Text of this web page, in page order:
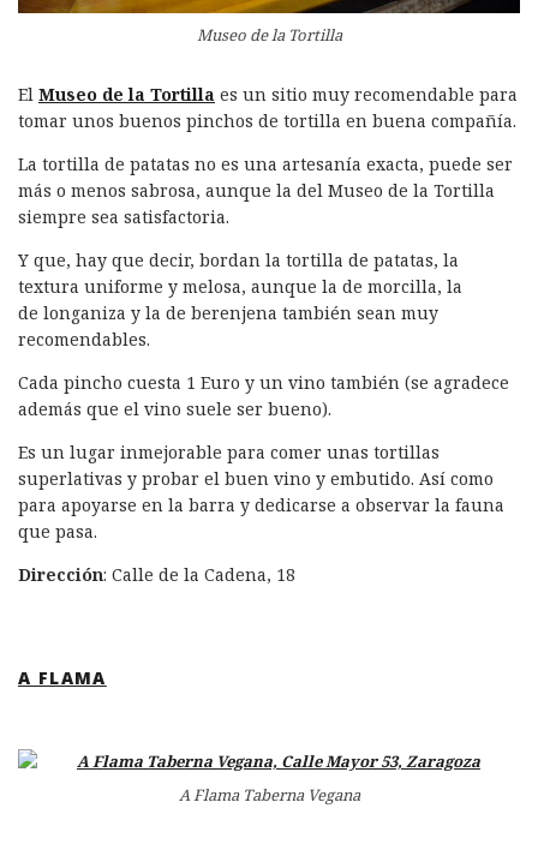
Museo de la Tortilla
El Museo de la Tortilla es un sitio muy recomendable para
tomar unos buenos pinchos de tortilla en buena compañía.
La tortilla de patatas no es una artesanía exacta, puede ser
más o menos sabrosa, aunque la del Museo de la Tortilla
siempre sea satisfactoria.
Y que, hay que decir, bordan la tortilla de patatas, la
textura uniforme y melosa, aunque la de morcilla, la
de longaniza y la de berenjena también sean muy
recomendables.
Cada pincho cuesta 1 Euro y un vino también (se agradece
además que el vino suele ser bueno).
Es un lugar inmejorable para comer unas tortillas
superlativas y probar el buen vino y embutido. Así como
para apoyarse en la barra y dedicarse a observar la fauna
que pasa.
Dirección: Calle de la Cadena, 18
A FLAMA
A Flama Taberna Vegana